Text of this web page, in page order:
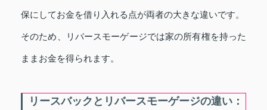
保にしてお金を借り入れる点が両者の大きな違いです。
そのため、リバースモーゲージでは家の所有権を持った
ままお金を得られます。
リースバックとリバースモーゲージの違い：